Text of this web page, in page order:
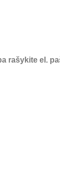
rašykite el.